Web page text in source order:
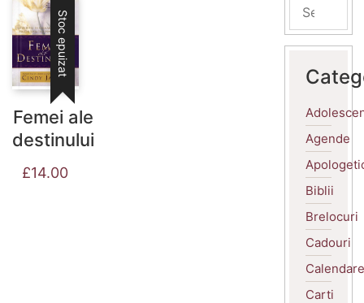
Stoc epuizat
Femei ale
destinului
£14.00
Agende
Biblii
Brelocuri
Cadouri
Calendare
Carti